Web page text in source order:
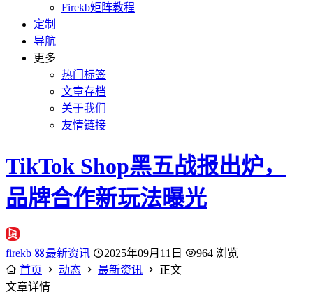
Firekb矩阵教程
定制
导航
更多
热门标签
文章存档
关于我们
友情链接
TikTok Shop黑五战报出炉，
品牌合作新玩法曝光
firekb 最新资讯 2025年09月11日
964 浏览
首页
动态 最新资讯
正文
文章详情